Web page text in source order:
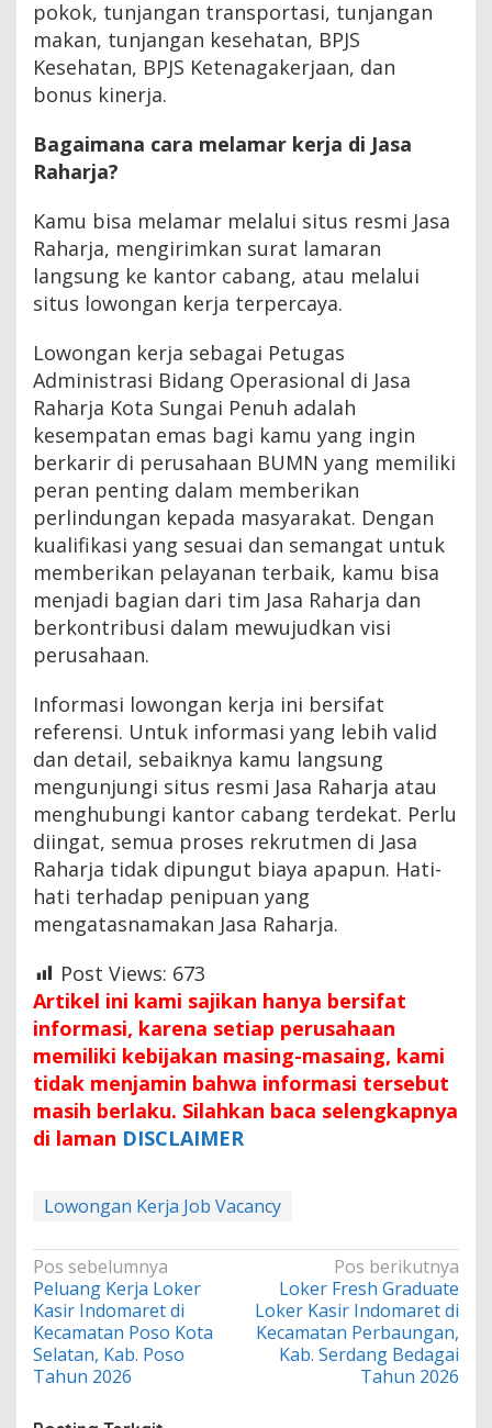
pokok, tunjangan transportasi, tunjangan
makan, tunjangan kesehatan, BPJS
Kesehatan, BPJS Ketenagakerjaan, dan
bonus kinerja.
Bagaimana cara melamar kerja di Jasa
Raharja?
Kamu bisa melamar melalui situs resmi Jasa
Raharja, mengirimkan surat lamaran
langsung ke kantor cabang, atau melalui
situs lowongan kerja terpercaya.
Lowongan kerja sebagai Petugas
Administrasi Bidang Operasional di Jasa
Raharja Kota Sungai Penuh adalah
kesempatan emas bagi kamu yang ingin
berkarir di perusahaan BUMN yang memiliki
peran penting dalam memberikan
perlindungan kepada masyarakat. Dengan
kualifikasi yang sesuai dan semangat untuk
memberikan pelayanan terbaik, kamu bisa
menjadi bagian dari tim Jasa Raharja dan
berkontribusi dalam mewujudkan visi
perusahaan.
Informasi lowongan kerja ini bersifat
referensi. Untuk informasi yang lebih valid
dan detail, sebaiknya kamu langsung
mengunjungi situs resmi Jasa Raharja atau
menghubungi kantor cabang terdekat. Perlu
diingat, semua proses rekrutmen di Jasa
Raharja tidak dipungut biaya apapun. Hati-
hati terhadap penipuan yang
mengatasnamakan Jasa Raharja.
Post Views: 673
Artikel ini kami sajikan hanya bersifat
informasi, karena setiap perusahaan
memiliki kebijakan masing-masaing, kami
tidak menjamin bahwa informasi tersebut
masih berlaku. Silahkan baca selengkapnya
di laman DISCLAIMER
Lowongan Kerja Job Vacancy
Navigasi
pos
Pos sebelumnya
Peluang Kerja Loker
Kasir Indomaret di
Kecamatan Poso Kota
Selatan, Kab. Poso
Tahun 2026
Pos berikutnya
Loker Fresh Graduate
Loker Kasir Indomaret di
Kecamatan Perbaungan,
Kab. Serdang Bedagai
Tahun 2026